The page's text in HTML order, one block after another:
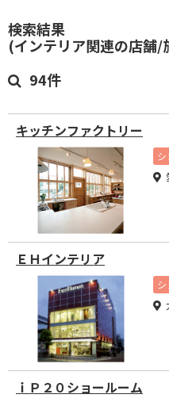
検索結果
(インテリア関連の店舗/
94件
キッチンファクトリー
ＥＨインテリア
ｉＰ２０ショールーム